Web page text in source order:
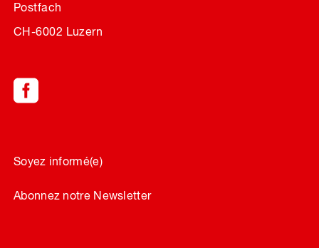
Postfach
CH-6002 Luzern
Soyez informé(e)
Abonnez notre Newsletter